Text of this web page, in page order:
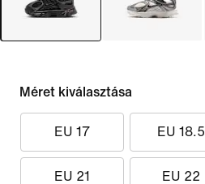
Méret kiválasztása
EU 17 EU 18.5
EU 21 EU 22